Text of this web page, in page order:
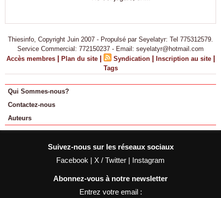
Thiesinfo, Copyright Juin 2007 - Propulsé par Seyelatyr: Tel 775312579.
Service Commercial: 772150237 - Email: seyelatyr@hotmail.com
Accès membres | Plan du site | Syndication | Inscription au site |
Tags
Qui Sommes-nous?
Contactez-nous
Auteurs
Suivez-nous sur les réseaux sociaux
Facebook | X / Twitter | Instagram
Abonnez-vous à notre newsletter
Entrez votre email :